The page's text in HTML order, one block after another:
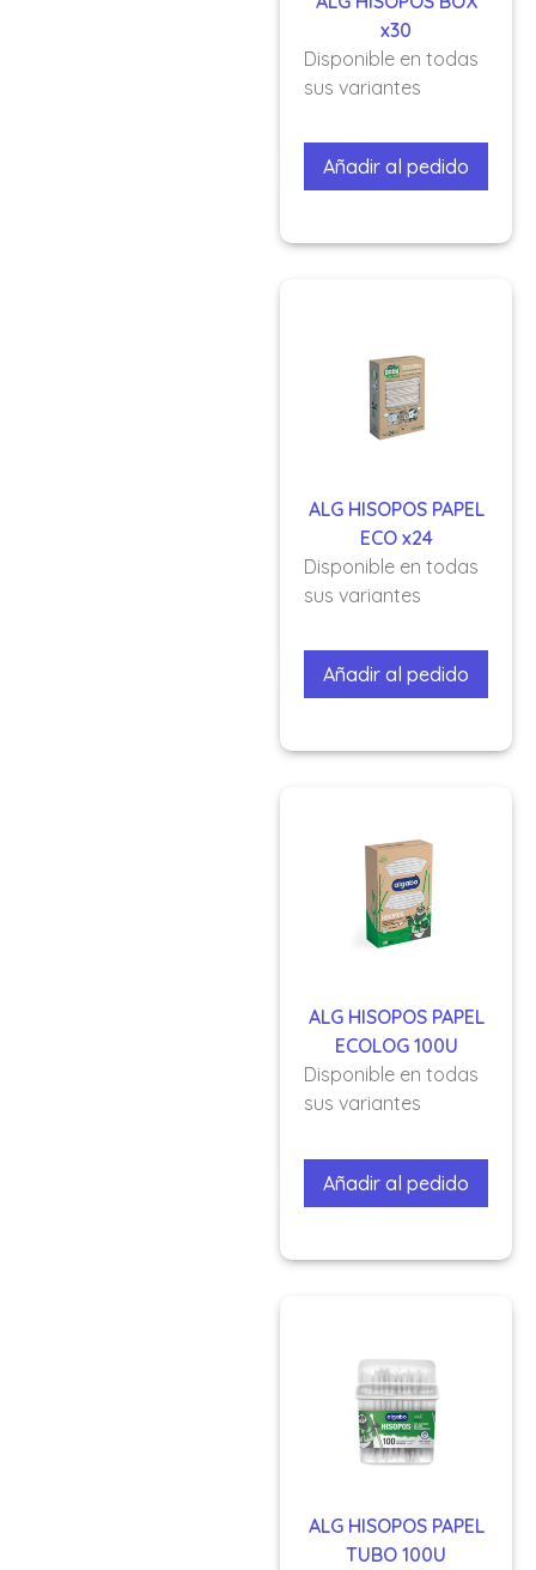
x30
Disponible en todas
sus variantes
Añadir al pedido
ALG HISOPOS PAPEL
ECO x24
Disponible en todas
sus variantes
Añadir al pedido
ALG HISOPOS PAPEL
ECOLOG 100U
Disponible en todas
sus variantes
Añadir al pedido
ALG HISOPOS PAPEL
TUBO 100U